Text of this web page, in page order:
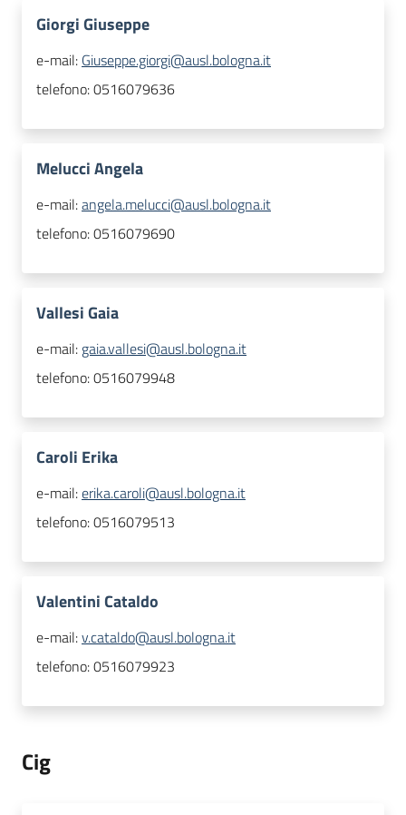
Giorgi Giuseppe
e-mail: Giuseppe.giorgi@ausl.bologna.it
telefono:0516079636
Melucci Angela
e-mail:angela.melucci@ausl.bologna.it
telefono:0516079690
Vallesi Gaia
e-mail: gaia.vallesi@ausl.bologna.it
telefono:0516079948
Caroli Erika
e-mail:erika.caroli@ausl.bologna.it
telefono:0516079513
Valentini Cataldo
e-mail:v.cataldo@ausl.bologna.it
telefono:0516079923
Cig